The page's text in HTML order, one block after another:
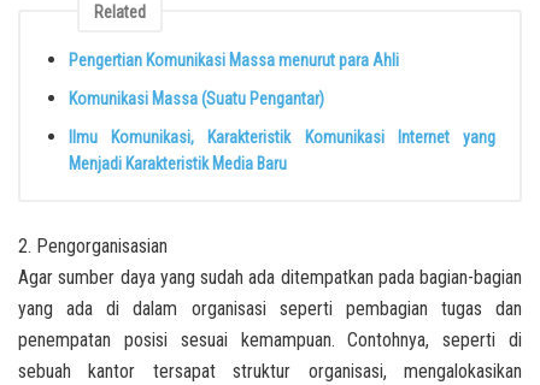
Related
Pengertian Komunikasi Massa menurut para Ahli
Komunikasi Massa (Suatu Pengantar)
Ilmu Komunikasi, Karakteristik Komunikasi Internet yang
Menjadi Karakteristik Media Baru
2. Pengorganisasian
Agar sumber daya yang sudah ada ditempatkan pada bagian-bagian
yang ada di dalam organisasi seperti pembagian tugas dan
penempatan posisi sesuai kemampuan. Contohnya, seperti di
sebuah kantor tersapat struktur organisasi, mengalokasikan